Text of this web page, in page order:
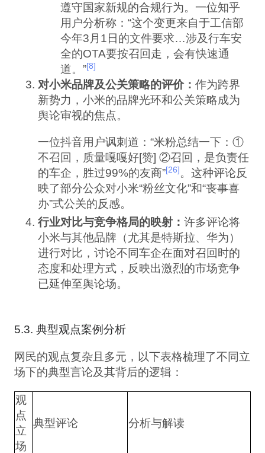
遵守国家新规的合规行为。一位知乎
用户分析称：“这个变更来自于工信部
今年3月1日的文件要求…涉及行车安
全的OTA要按召回走，会有快速通
道。”[8]
对小米品牌及公关策略的评价： 作为跨界
新势力，小米的品牌光环和公关策略成为
舆论审视的焦点。
一位抖音用户讽刺道：“米粉总结一下：①
不召回，质量嘎嘎好[赞] ②召回，是负责任
的车企，胜过99%的友商”[26]。这种评论反
映了部分公众对小米“粉丝文化”和“丧事喜
办”式公关的反感。
行业对比与竞争格局的映射： 许多评论将
小米与其他品牌（尤其是特斯拉、华为）
进行对比，讨论不同车企在面对召回时的
态度和处理方式，反映出激烈的市场竞争
已延伸至舆论场。
5.3. 典型观点案例分析
网民的观点复杂且多元，以下表格梳理了不同立
场下的典型言论及其背后的逻辑：
观
点
立
场
典型评论 分析与解读